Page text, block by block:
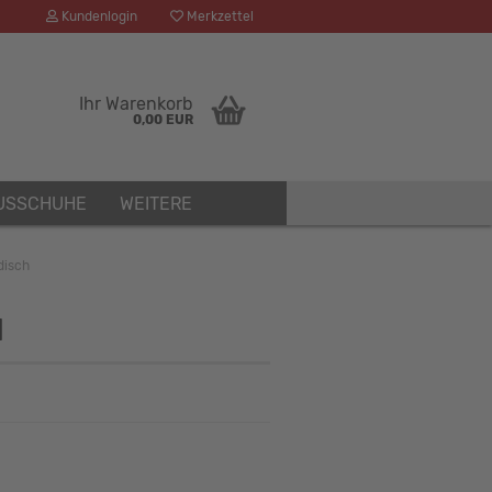
Kundenlogin Merkzettel
Ihr Warenkorb
0,00 EUR
WEITERE